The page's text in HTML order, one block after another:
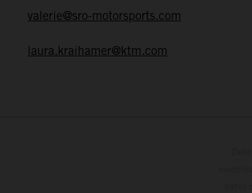
valerie@sro-motorsports.com
laura.kraihamer@ktm.com